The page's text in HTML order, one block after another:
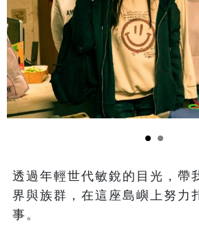
透過年輕世代敏銳的目光，帶
界與族群，在這座島嶼上努力
事。